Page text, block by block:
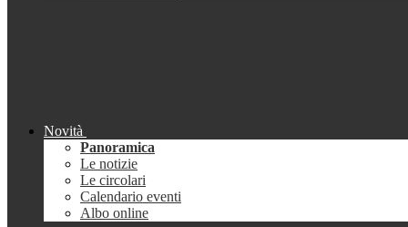
Novità
Panoramica
Le notizie
Le circolari
Calendario eventi
Albo online